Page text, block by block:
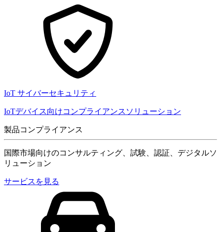
IoT サイバーセキュリティ
IoTデバイス向けコンプライアンスソリューション
製品コンプライアンス
国際市場向けのコンサルティング、試験、認証、デジタルソ
リューション
サービスを見る